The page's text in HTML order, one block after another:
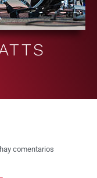
comentarios